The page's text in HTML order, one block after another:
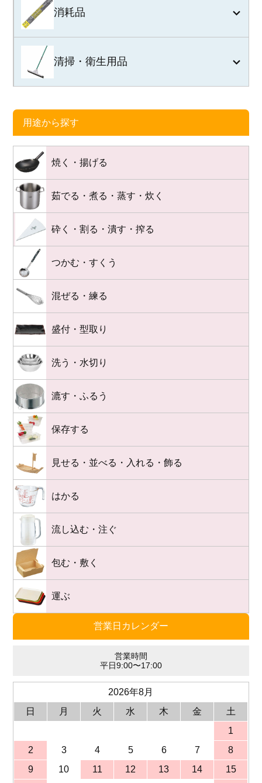
営業日カレンダー
営業時間
平日9:00〜17:00
2026年8月
日
月 火 水 木 金
土
1
2
3 4 5 6 7
8
9
10 11 12 13 14
15
消耗品
清掃・衛生用品
用途から探す
焼く・揚げる
茹でる・煮る・蒸す・炊く
砕く・割る・潰す・搾る
つかむ・すくう
混ぜる・練る
盛付・型取り
洗う・水切り
漉す・ふるう
保存する
見せる・並べる・入れる・飾る
はかる
流し込む・注ぐ
包む・敷く
運ぶ